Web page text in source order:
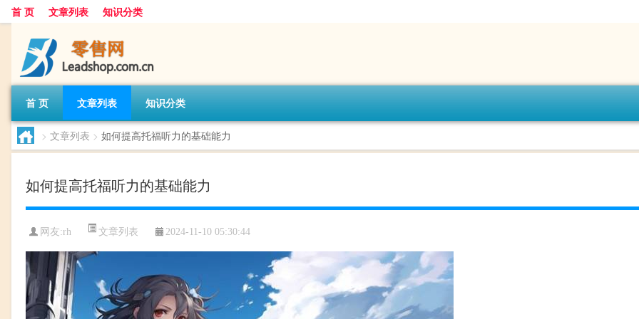
首 页 文章列表 知识分类
首 页 文章列表 知识分类
> 文章列表 > 如何提高托福听力的基础能力
如何提高托福听力的基础能力
网友:rh 文章列表 2024-11-10 05:30:44